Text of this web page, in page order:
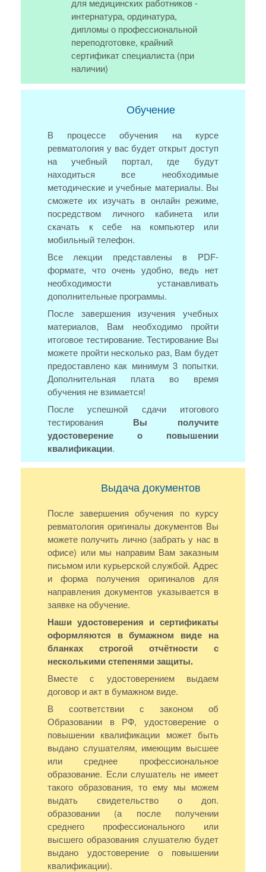
для медицинских работников -
интернатура, ординатура,
дипломы о профессиональной
переподготовке, крайний
сертификат специалиста (при
наличии)
Обучение
В процессе обучения на курсе
ревматология у вас будет открыт доступ
на учебный портал, где будут
находиться все необходимые
методические и учебные материалы. Вы
сможете их изучать в онлайн режиме,
посредством личного кабинета или
скачать к себе на компьютер или
мобильный телефон.
Все лекции представлены в PDF-
формате, что очень удобно, ведь нет
необходимости устанавливать
дополнительные программы.
После завершения изучения учебных
материалов, Вам необходимо пройти
итоговое тестирование. Тестирование Вы
можете пройти несколько раз, Вам будет
предоставлено как минимум 3 попытки.
Дополнительная плата во время
обучения не взимается!
После успешной сдачи итогового
тестирования Вы получите
удостоверение о повышении
квалификации.
Выдача документов
После завершения обучения по курсу
ревматология оригиналы документов Вы
можете получить лично (забрать у нас в
офисе) или мы направим Вам заказным
письмом или курьерской службой. Адрес
и форма получения оригиналов для
направления документов указывается в
заявке на обучение.
Наши удостоверения и сертификаты
оформляются в бумажном виде на
бланках строгой отчётности с
несколькими степенями защиты.
Вместе с удостоверением выдаем
договор и акт в бумажном виде.
В соответствии с законом об
Образовании в РФ, удостоверение о
повышении квалификации может быть
выдано слушателям, имеющим высшее
или среднее профессиональное
образование. Если слушатель не имеет
такого образования, то ему мы можем
выдать свидетельство о доп.
образовании (а после получении
среднего профессионального или
высшего образования слушателю будет
выдано удостоверение о повышении
квалификации).